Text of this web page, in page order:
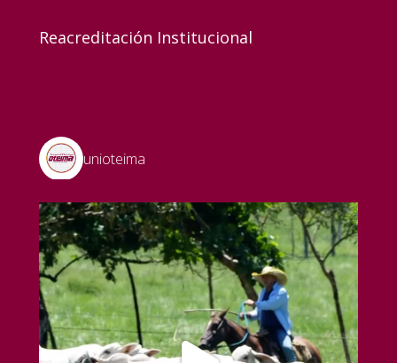
Reacreditación Institucional
unioteima